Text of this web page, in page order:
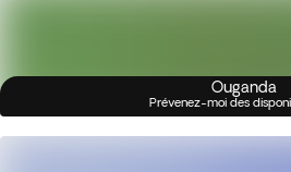
Ouganda
Prévenez-moi des